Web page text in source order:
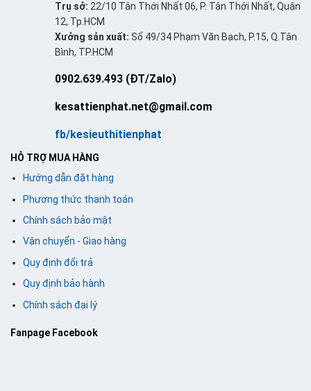
Trụ sở: 22/10 Tân Thới Nhất 06, P. Tân Thới Nhất, Quận
12, Tp.HCM
Xưởng sản xuất: Số 49/34 Phạm Văn Bạch, P.15, Q.Tân
Bình, TP.HCM
0902.639.493 (ĐT/Zalo)
kesattienphat.net@gmail.com
fb/kesieuthitienphat
HỖ TRỢ MUA HÀNG
Hướng dẫn đặt hàng
Phương thức thanh toán
Chính sách bảo mật
Vận chuyển - Giao hàng
Quy định đổi trả
Quy định bảo hành
Chính sách đại lý
Fanpage Facebook